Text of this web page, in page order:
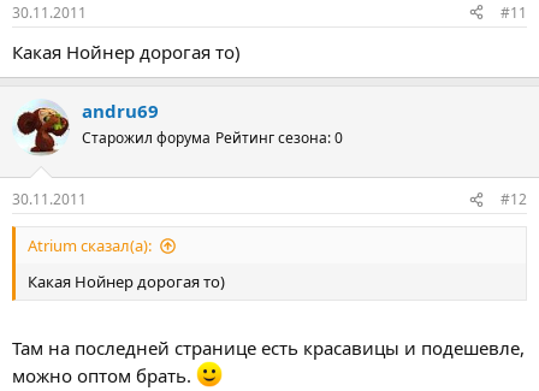
30.11.2011 #11
Какая Нойнер дорогая то)
andru69
Старожил форума Рейтинг сезона: 0
30.11.2011 #12
Atrium сказал(а):
Какая Нойнер дорогая то)
Там на последней странице есть красавицы и подешевле,
можно оптом брать.